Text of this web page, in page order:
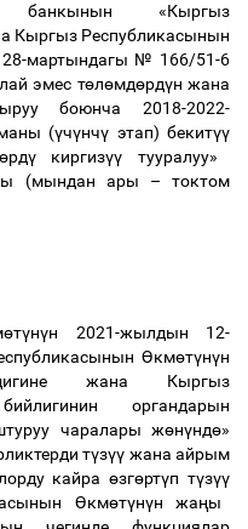
банкынын «Кыргыз
Кыргыз Республикасынын
мартындагы № 166/51-6
эмес төлөмдөрдүн жана
боюнча 2018-2022-
(үчүнчү этап) бекитүү
өрдүкиргизүү тууралуу»
(мындан ары – токтом
өтүнүн 2021-жылдын 12-
Өкмөтүнүн
жана Кыргыз
органдарын
чаралары жөнүндө»
түзүү жана айрым
кайраөзгөртүп түзүү
Өкмөтүнүн жаңы